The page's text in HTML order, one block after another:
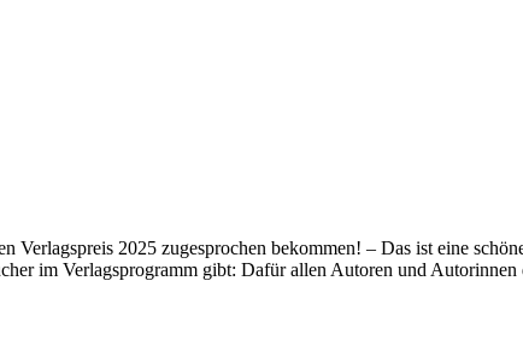
Verlagspreis 2025 zugesprochen bekommen! – Das ist eine
im Verlagsprogramm gibt: Dafür allen Autoren und